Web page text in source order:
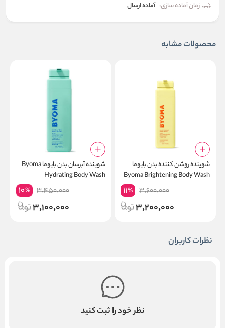
زمان آماده سازی: آماده ارسال
محصولات مشابه
شوینده روشن کننده بدن بایوما
Byoma Brightening Body Wash
3,600,000
11%
3,200,000
شوینده آبرسان بدن بایوما Byoma
Hydrating Body Wash
3,450,000
10%
3,100,000
نظرات کاربران
نظر خود را ثبت کنید